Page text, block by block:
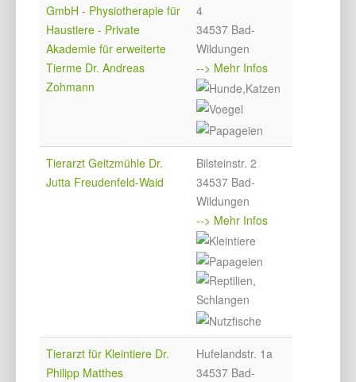
GmbH - Physiotherapie für
Haustiere - Private
Akademie für erweiterte
Tierme Dr. Andreas
Zohmann
4
34537 Bad-
Wildungen
--> Mehr Infos
Tierarzt Geitzmühle Dr.
Jutta Freudenfeld-Waid
Bilsteinstr. 2
34537 Bad-
Wildungen
--> Mehr Infos
Tierarzt für Kleintiere Dr.
Philipp Matthes
Hufelandstr. 1a
34537 Bad-